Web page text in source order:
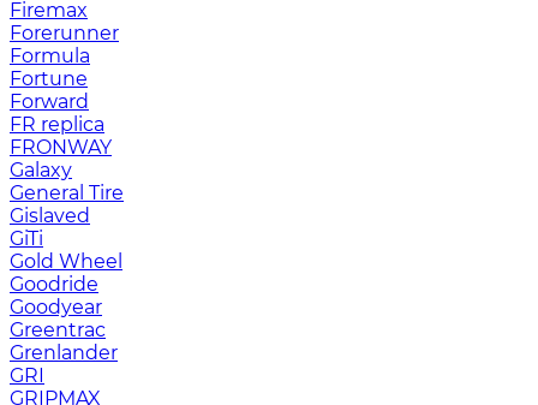
Firemax
Forerunner
Formula
Fortune
Forward
FR replica
FRONWAY
Galaxy
General Tire
Gislaved
GiTi
Gold Wheel
Goodride
Goodyear
Greentrac
Grenlander
GRI
GRIPMAX